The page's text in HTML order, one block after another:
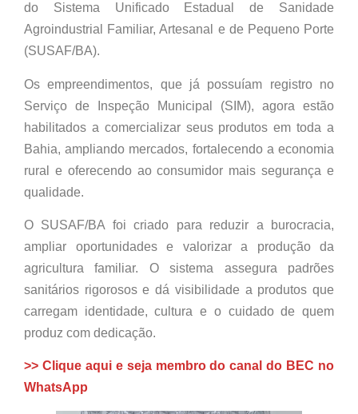
do Sistema Unificado Estadual de Sanidade
Agroindustrial Familiar, Artesanal e de Pequeno Porte
(SUSAF/BA).
Os empreendimentos, que já possuíam registro no
Serviço de Inspeção Municipal (SIM), agora estão
habilitados a comercializar seus produtos em toda a
Bahia, ampliando mercados, fortalecendo a economia
rural e oferecendo ao consumidor mais segurança e
qualidade.
O SUSAF/BA foi criado para reduzir a burocracia,
ampliar oportunidades e valorizar a produção da
agricultura familiar. O sistema assegura padrões
sanitários rigorosos e dá visibilidade a produtos que
carregam identidade, cultura e o cuidado de quem
produz com dedicação.
>> Clique aqui e seja membro do canal do BEC no
WhatsApp